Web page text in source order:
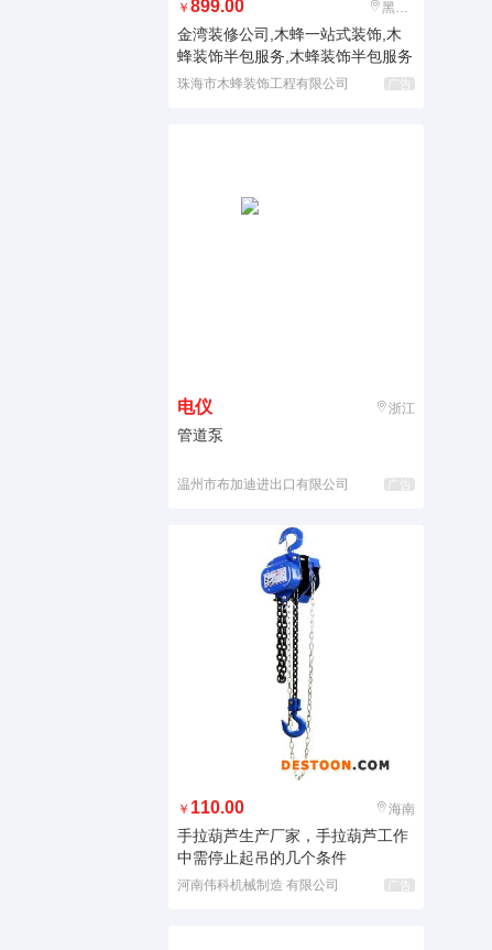
￥ 899.00 黑龙江
金湾装修公司,木蜂一站式装饰,木
蜂装饰半包服务,木蜂装饰半包服务
珠海市木蜂装饰工程有限公司 广告
电仪 浙江
管道泵
温州市布加迪进出口有限公司 广告
￥ 110.00 海南
手拉葫芦生产厂家，手拉葫芦工作
中需停止起吊的几个条件
河南伟科机械制造 有限公司 广告